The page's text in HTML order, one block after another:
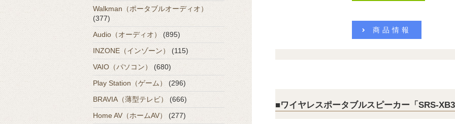
商品情報
■ワイヤレスポータブルスピーカー「SRS-
Walkman（ポータブルオーディオ）
(377)
Audio（オーディオ）
(895)
INZONE（インゾーン）
(115)
VAIO（パソコン）
(680)
Play Station（ゲーム）
(296)
BRAVIA（薄型テレビ）
(666)
Home AV（ホームAV）
(277)